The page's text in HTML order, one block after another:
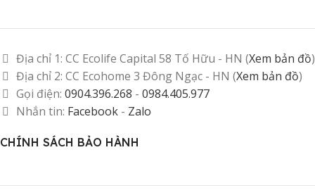
Địa chỉ 1: CC Ecolife Capital 58 Tố Hữu - HN (Xem bản đồ)
Địa chỉ 2: CC Ecohome 3 Đông Ngạc - HN (Xem bản đồ)
Gọi điện: 0904.396.268 - 0984.405.977
Nhắn tin: Facebook - Zalo
CHÍNH SÁCH BẢO HÀNH